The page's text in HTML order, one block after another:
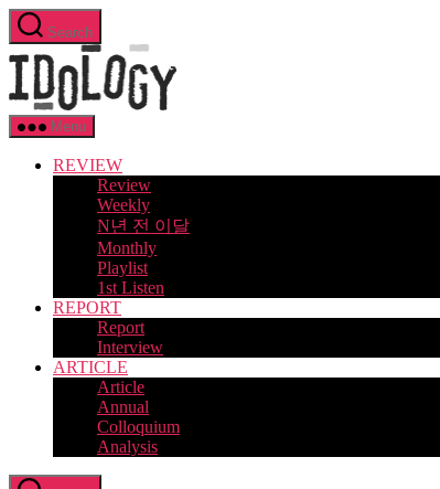
Skip
to
the
content
Search
Menu
REVIEW
Review
Weekly
N년 전 이달
Monthly
Playlist
1st Listen
REPORT
Report
Interview
ARTICLE
Article
Annual
Colloquium
Analysis